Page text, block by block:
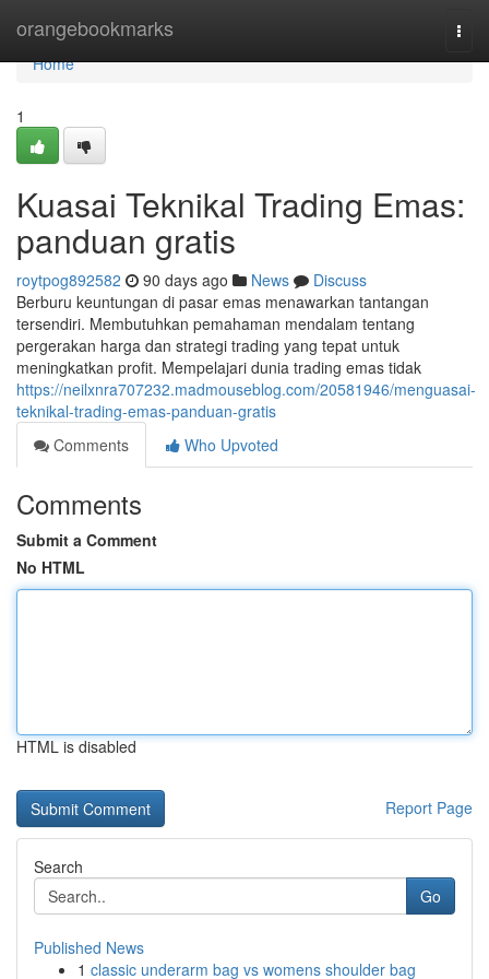
orangebookmarks
Home
Home
1
Kuasai Teknikal Trading Emas:
panduan gratis
roytpog892582 90 days ago News
Discuss
Berburu keuntungan di pasar emas menawarkan tantangan
tersendiri. Membutuhkan pemahaman mendalam tentang
pergerakan harga dan strategi trading yang tepat untuk
meningkatkan profit. Mempelajari dunia trading emas tidak
https://neilxnra707232.madmouseblog.com/20581946/menguasai-
teknikal-trading-emas-panduan-gratis
Comments
Who Upvoted
Comments
Submit a Comment
No HTML
HTML is disabled
Report Page
Search
Go
Published News
1 classic underarm bag vs womens shoulder bag